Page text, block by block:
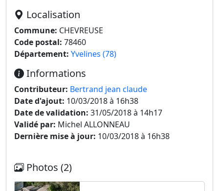
Localisation
Commune: CHEVREUSE
Code postal: 78460
Département: Yvelines (78)
Informations
Contributeur: Bertrand jean claude
Date d'ajout: 10/03/2018 à 16h38
Date de validation: 31/05/2018 à 14h17
Validé par: Michel ALLONNEAU
Dernière mise à jour: 10/03/2018 à 16h38
Photos (2)